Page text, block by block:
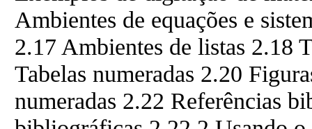
Ambientes de equações e
2.17 Ambientes de listas 2.18
Tabelas numeradas 2.20
numeradas 2.22 Referências